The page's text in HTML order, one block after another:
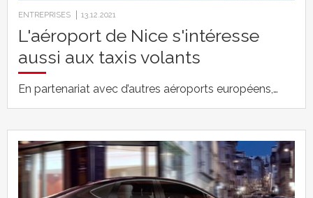
ENTREPRISES 13.12.2021
L'aéroport de Nice s'intéresse
aussi aux taxis volants
En partenariat avec d’autres aéroports européens,…